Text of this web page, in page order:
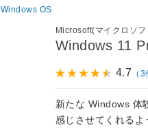
Windows OS
Microsoft(マイクロソフ
Windows 11
4.7 （
新たな Windows 体
感じさせてくれるよ